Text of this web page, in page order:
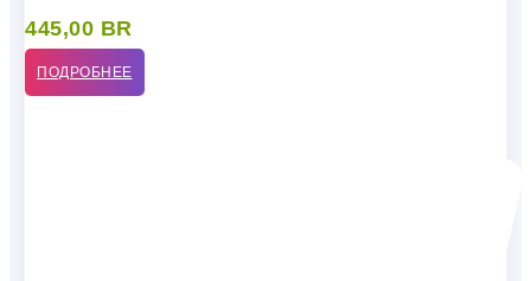
445,00 BR
ПОДРОБНЕЕ